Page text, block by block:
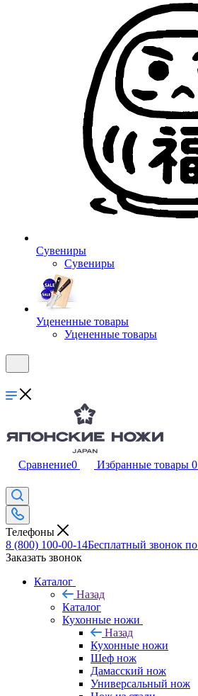
Сувениры
Сувениры
Уцененные товары
Уцененные товары
Сравнение0 Избранные товары 0
Телефоны
8 (800) 100-00-14Бесплатный звонок
Заказать звонок
Каталог
Назад
Каталог
Кухонные ножи
Назад
Кухонные ножи
Шеф нож
Дамасский нож
Универсальный нож